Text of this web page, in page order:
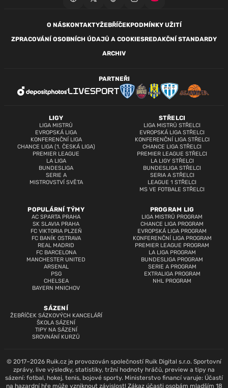
O NÁSKONTAKTYŽEBŘÍČEKPODMÍNKY UŽITÍ
ZPRACOVÁNÍ OSOBNÍCH ÚDAJŮ A COOKIESREDAKČNÍ STANDARDY
ARCHIV
LIGY
LIGA MISTRŮ
EVROPSKÁ LIGA
KONFERENČNÍ LIGA
CHANCE LIGA (1. ČESKÁ LIGA)
PREMIER LEAGUE
LA LIGA
BUNDESLIGA
SERIE A
MISTROVSTVÍ SVĚTA
STŘELCI
LIGA MISTRŮ STŘELCI
EVROPSKÁ LIGA STŘELCI
KONFERENČNÍ LIGA STŘELCI
CHANCE LIGA STŘELCI
PREMIER LEAGUE STŘELCI
LA LIGY STŘELCI
BUNDESLIGA STŘELCI
SERIA A STŘELCI
LEAGUE 1 STŘELCI
MS VE FOTBALE STŘELCI
POPULÁRNÍ TÝMY
AC SPARTA PRAHA
SK SLAVIA PRAHA
FC VIKTORIA PLZEŇ
FC BANÍK OSTRAVA
REAL MADRID
FC BARCELONA
MANCHESTER UNITED
ARSENAL
PSG
CHELSEA
BAYERN MNICHOV
PROGRAM LIG
LIGA MISTRŮ PROGRAM
CHANCE LIGA PROGRAM
EVROPSKÁ LIGA PROGRAM
KONFERENČNÍ LIGA PROGRAM
PREMIER LEAGUE PROGRAM
LA LIGA PROGRAM
BUNDESLIGA PROGRAM
SERIE A PROGRAM
EXTRALIGA PROGRAM
NHL PROGRAM
SÁZENÍ
ŽEBŘÍČEK SÁZKOVÝCH KANCELÁŘÍ
ŠKOLA SÁZENÍ
TIPY NA SÁZENÍ
SROVNÁNÍ KURZŮ
PARTNEŘI
© 2017–2026 Ruik.cz je provozován společností Ruik Digital s.r.o. Sportovní
zprávy, live výsledky, statistiky, tržní hodnoty hráčů, preview a tipy na
sázení: fotbal, hokej, tenis, bojové sporty. Ministerstvo financí varuje: Účastí
na hazardní hře může vzniknout závislost! Zákaz účasti osobám mladším 18